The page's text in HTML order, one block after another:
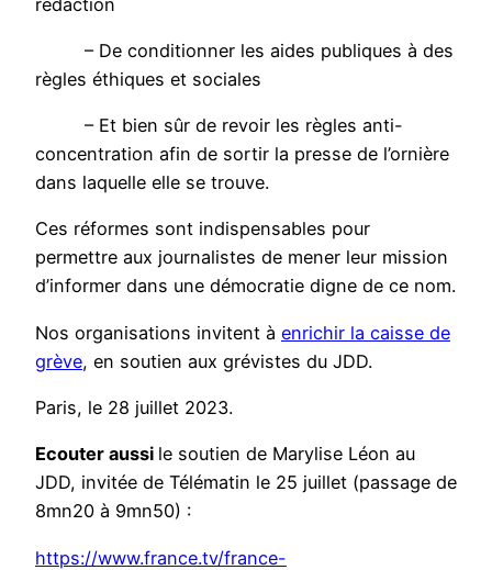
– De conditionner les aides publiques à des
règles éthiques et sociales
– Et bien sûr de revoir les règles anti-
concentration afin de sortir la presse de l’ornière
dans laquelle elle se trouve.
Ces réformes sont indispensables pour
permettre aux journalistes de mener leur mission
d’informer dans une démocratie digne de ce nom.
Nos organisations invitent à enrichir la caisse de
grève, en soutien aux grévistes du JDD.
Paris, le 28 juillet 2023.
Ecouter aussi le soutien de Marylise Léon au
JDD, invitée de Télématin le 25 juillet (passage de
8mn20 à 9mn50) :
https://www.france.tv/france-